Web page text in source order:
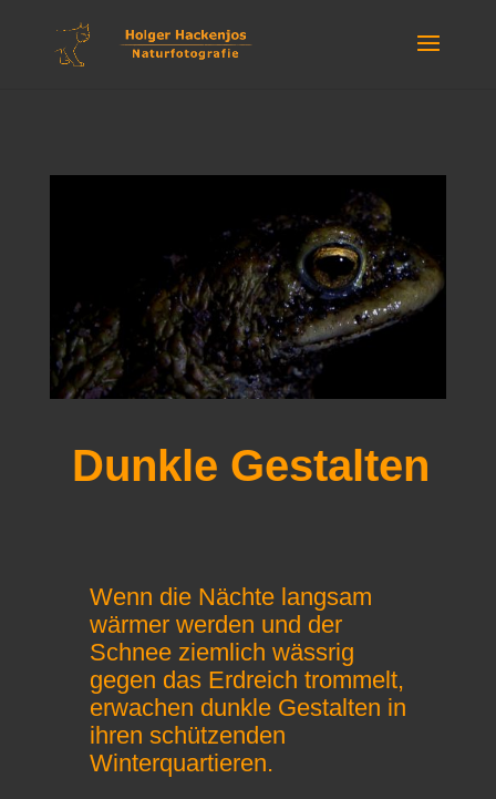
Dunkle Gestalten
Wenn die Nächte langsam
wärmer werden und der
Schnee ziemlich wässrig
gegen das Erdreich trommelt,
erwachen dunkle Gestalten in
ihren schützenden
Winterquartieren.